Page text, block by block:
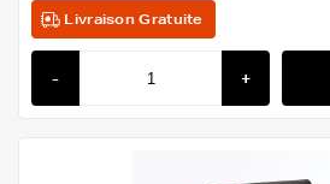
Livraison Gratuite
- +